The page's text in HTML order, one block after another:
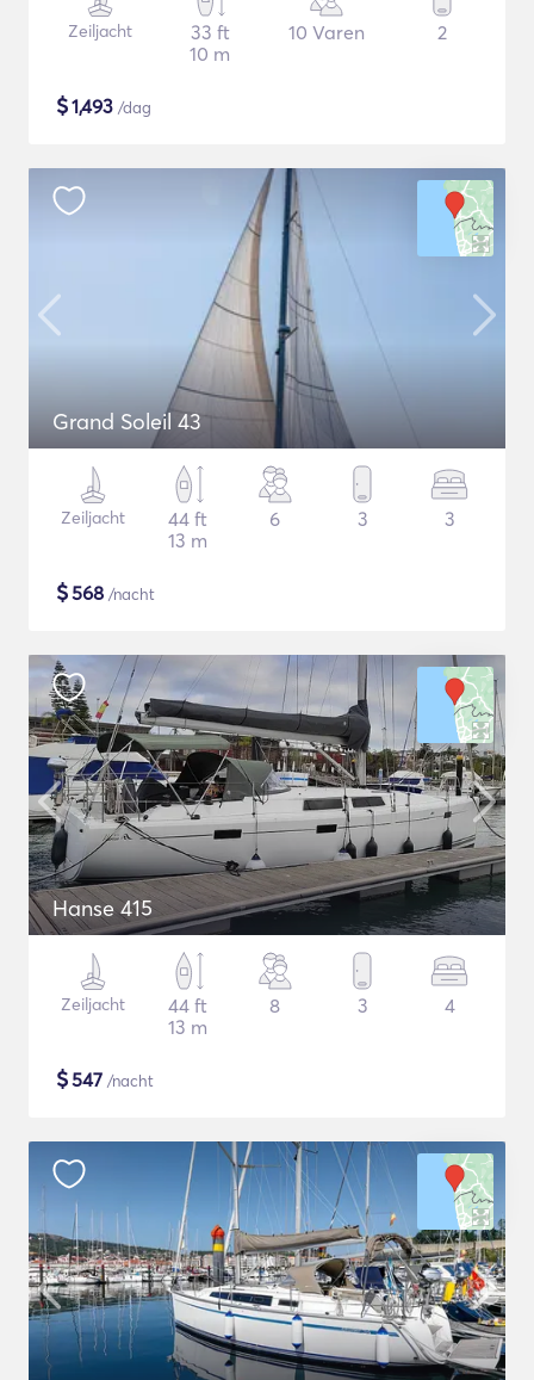
Zeiljacht
33 ft
10 m
10 Varen 2
$1,493 /dag
Grand Soleil 43
Zeiljacht
44 ft
13 m
6 3 3
$568 /nacht
Hanse 415
Zeiljacht
44 ft
13 m
8 3 4
$547 /nacht